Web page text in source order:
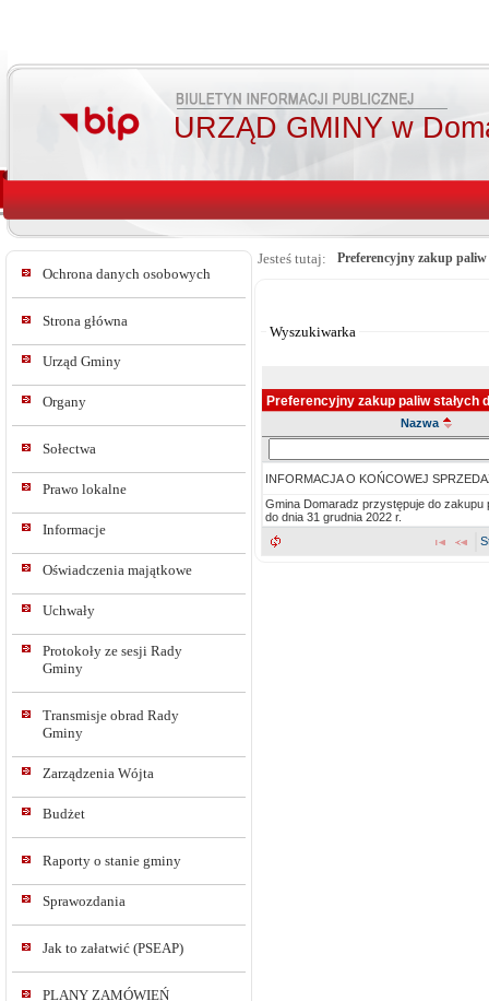
URZĄD GMINY w
Ochrona danych osobowych
Strona główna
Urząd Gminy
Organy
Sołectwa
Prawo lokalne
Informacje
Oświadczenia majątkowe
Uchwały
Protokoły ze sesji Rady
Gminy
Transmisje obrad Rady
Gminy
Zarządzenia Wójta
Budżet
Raporty o stanie gminy
Sprawozdania
Jak to załatwić (PSEAP)
PLANY ZAMÓWIEŃ
Jesteś tutaj: Preferencyjny zakup
Wyszukiwarka
Preferencyjny zakup paliw stałych
Nazwa
w
tresc_tytul
INFORMACJA O KOŃCOWEJ
Gmina Domaradz przystępuje do zakupu
do dnia 31 grudnia 2022 r.